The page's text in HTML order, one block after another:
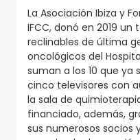
La Asociación Ibiza y
IFCC, donó en 2019 un
reclinables de última
oncológicos del
suman a los 10 que ya
cinco televisores con
la sala de
financiado, además,
sus numerosos socios